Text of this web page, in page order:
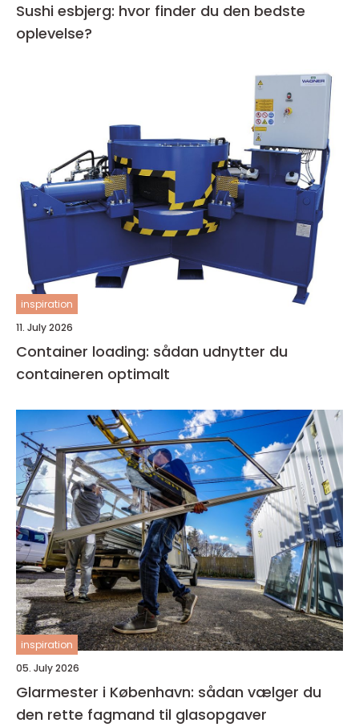
Sushi esbjerg: hvor finder du den bedste
oplevelse?
inspiration
11. July 2026
Container loading: sådan udnytter du
containeren optimalt
inspiration
05. July 2026
Glarmester i København: sådan vælger du
den rette fagmand til glasopgaver